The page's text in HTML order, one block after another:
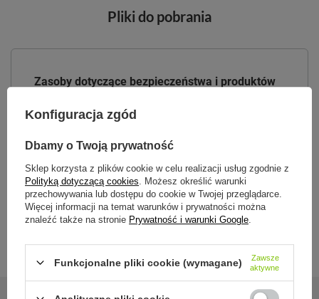
Pliki do pobrania
Zasoby dotyczące bezpieczeństwa i produktów
AutoSeal - instrukcja czyszczenia
Konfiguracja zgód
Dbamy o Twoją prywatność
Sklep korzysta z plików cookie w celu realizacji usług zgodnie z
Polityką dotyczącą cookies . Możesz określić warunki
przechowywania lub dostępu do cookie w Twojej przeglądarce.
Więcej informacji na temat warunków i prywatności można
znaleźć także na stronie Prywatność i warunki Google
Funkcjonalne pliki cookie (wymagane)
Zawsze
aktywne